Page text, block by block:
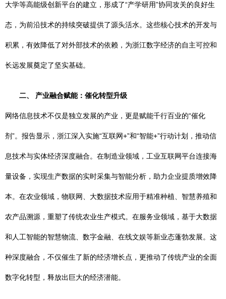
大学等高能级创新平台的建立，形成了“产学研用”协同攻关的良好生
态，为前沿技术的持续突破提供了源头活水。这些核心技术的开发与
积累，有效降低了对外部技术的依赖，为浙江数字经济的自主可控和
长远发展奠定了坚实基础。
二、 产业融合赋能：催化转型升级
网络信息技术不仅是独立发展的产业，更是赋能千行百业的“催化
剂”。报告显示，浙江深入实施“互联网+”和“智能+”行动计划，推动信
息技术与实体经济深度融合。在制造业领域，工业互联网平台连接海
量设备，实现生产数据的实时采集与智能分析，助力企业提质增效降
本。在农业领域，物联网、大数据技术应用于精准种植、智慧养殖和
农产品溯源，重塑了传统农业生产模式。在服务业领域，基于大数据
和人工智能的智慧物流、数字金融、在线文娱等新业态蓬勃发展。这
种深度融合，不仅催生了新的经济增长点，更推动了传统产业的全面
数字化转型，释放出巨大的经济潜能。